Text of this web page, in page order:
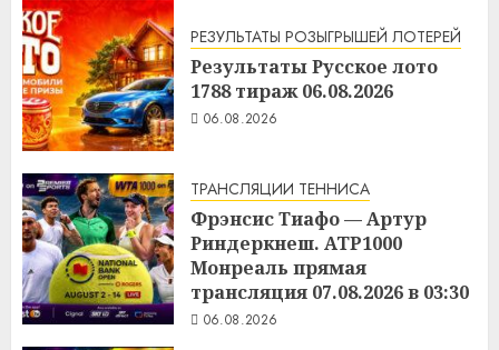
РЕЗУЛЬТАТЫ РОЗЫГРЫШЕЙ ЛОТЕРЕЙ
Результаты Русское лото
1788 тираж 06.08.2026
06.08.2026
ТРАНСЛЯЦИИ ТЕННИСА
Фрэнсис Тиафо — Артур
Риндеркнеш. ATP1000
Монреаль прямая
трансляция 07.08.2026 в 03:30
06.08.2026